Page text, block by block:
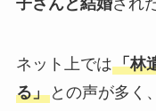
子さんと結婚され
ネット上では「林
る」との声が多く